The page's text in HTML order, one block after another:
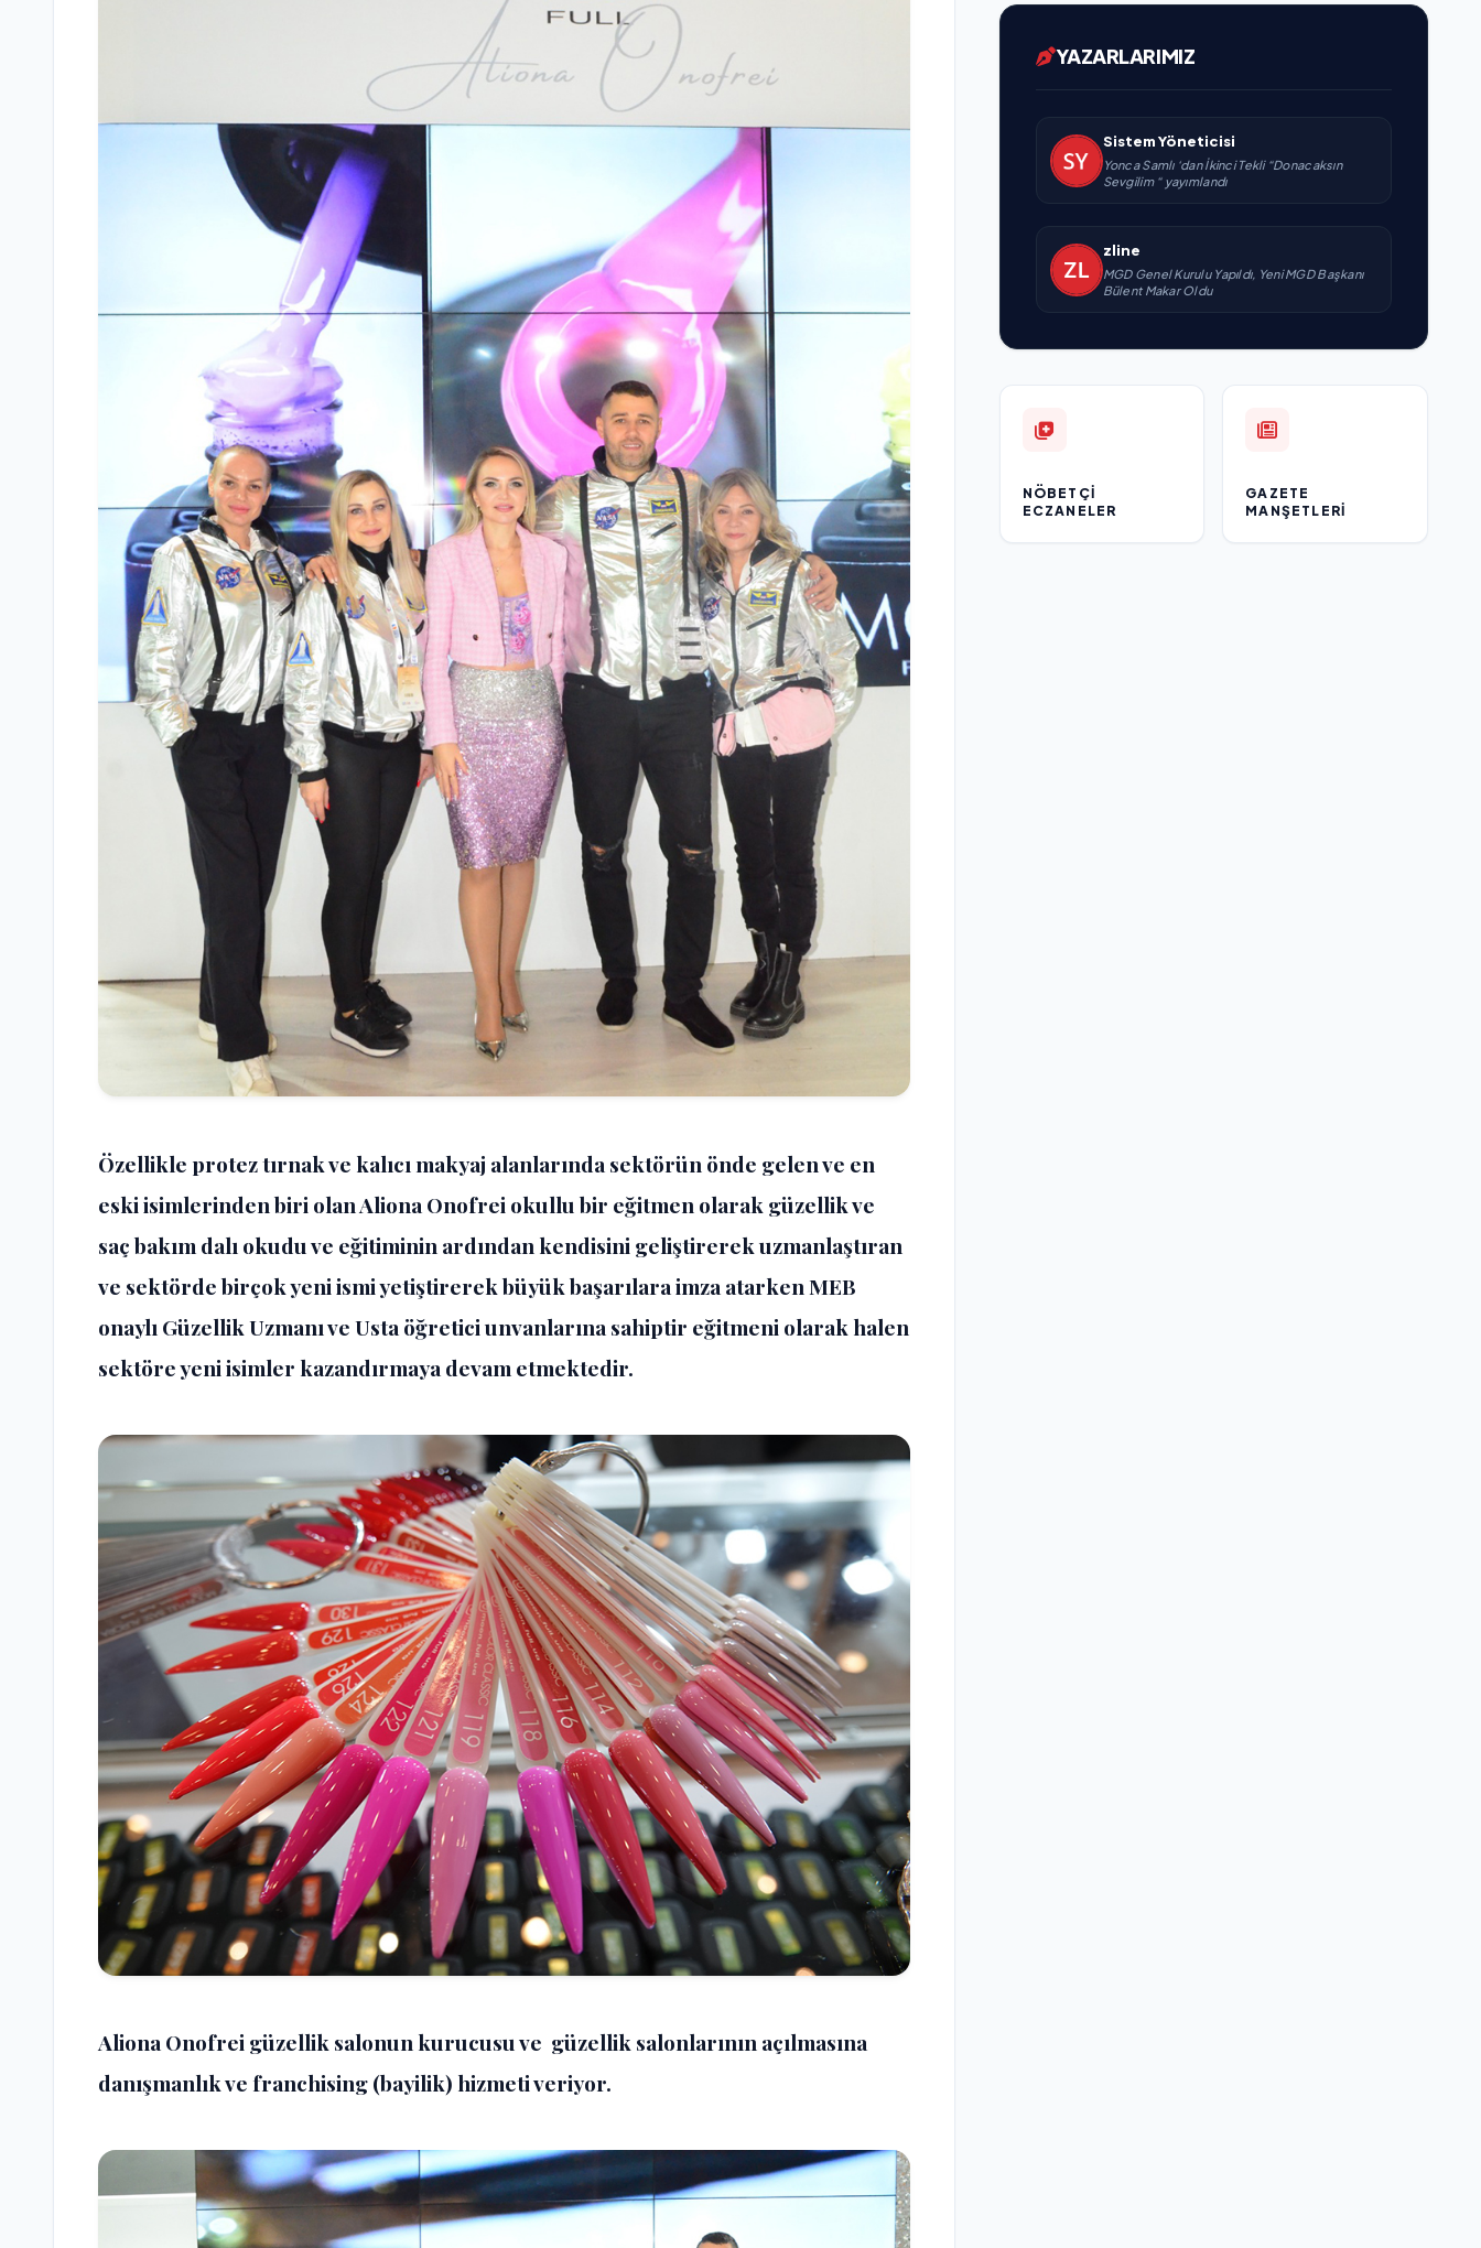
Özellikle protez tırnak ve kalıcı makyaj alanlarında sektörün önde gelen ve en
eski isimlerinden biri olan Aliona Onofrei okullu bir eğitmen olarak güzellik ve
saç bakım dalı okudu ve eğitiminin ardından kendisini geliştirerek uzmanlaştıran
ve sektörde birçok yeni ismi yetiştirerek büyük başarılara imza atarken MEB
onaylı Güzellik Uzmanı ve Usta öğretici unvanlarına sahiptir eğitmeni olarak halen
sektöre yeni isimler kazandırmaya devam etmektedir.
Aliona Onofrei güzellik salonun kurucusu ve güzellik salonlarının açılmasına
danışmanlık ve franchising (bayilik) hizmeti veriyor.
YAZARLARIMIZ
Sistem Yöneticisi
Yonca Samlı ‘dan İkinci Tekli “Donacaksın
Sevgilim “ yayımlandı
zline
MGD Genel Kurulu Yapıldı, Yeni MGD Başkanı
Bülent Makar Oldu
NÖBETÇI
ECZANELER
GAZETE
MANŞETLERI